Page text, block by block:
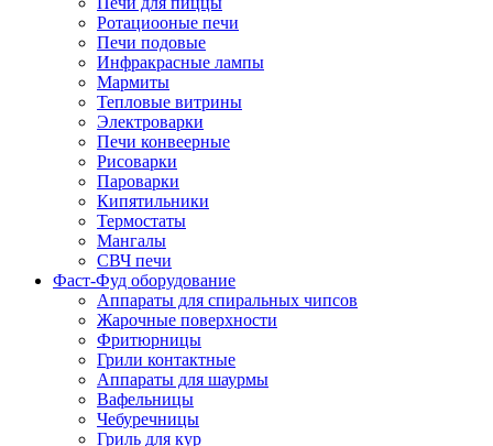
Ротациооные печи
Печи подовые
Инфракрасные лампы
Мармиты
Тепловые витрины
Электроварки
Печи конвеерные
Рисоварки
Пароварки
Кипятильники
Термостаты
Мангалы
СВЧ печи
Фаст-Фуд оборудование
Аппараты для спиральных чипсов
Жарочные поверхности
Фритюрницы
Грили контактные
Аппараты для шаурмы
Вафельницы
Чебуречницы
Гриль для кур